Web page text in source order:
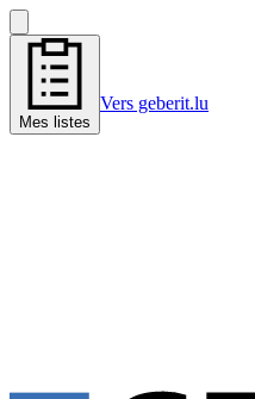
Mes listes
Vers geberit.lu